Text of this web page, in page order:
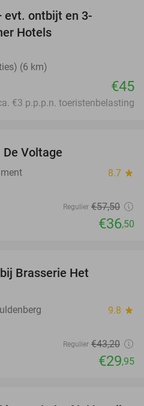
evt. ontbijt en 3-
Hotels
(6 km)
€45
€3 p.p.p.n. toeristenbelasting
Voltage
8.7 star
Regulier €57,50
€36,50
Brasserie Het
9.8 star
Regulier €43,20
€29,95